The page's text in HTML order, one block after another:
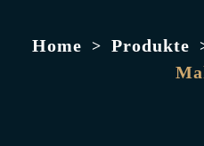
Home > Produkte